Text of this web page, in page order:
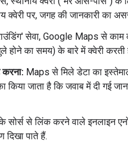
क्वेरी पर, जगह की जानकारी का
सेवा, Google Maps से काम
होने का समय) के बारे में क्वेरी करती
करना: Maps से मिले डेटा का
जाता है कि जवाब में दी गई
सोर्स से लिंक करने वाले इनलाइन
दिखा पाते हैं.